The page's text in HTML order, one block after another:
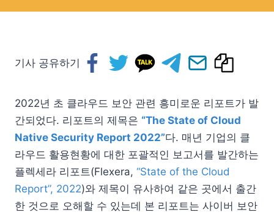
기사 공유하기
2022년 초 클라우드 보안 관련 흥미로운 리포트가 발
간되었다. 리포트의 제목은 “The State of Cloud
Native Security Report 2022”다. 매년 기업의 클
라우드 활용현황에 대한 포괄적인 보고서를 발간하는
플렉세라 리포트(Flexera, “State of the Cloud
Report”, 2022)와 제목이 유사하여 같은 곳에서 출간
한 것으로 오해할 수 있는데 본 리포트는 사이버 보안